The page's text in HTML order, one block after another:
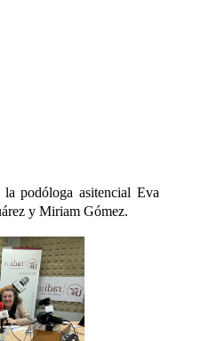
podóloga asitencial Eva
y Miriam Gómez.